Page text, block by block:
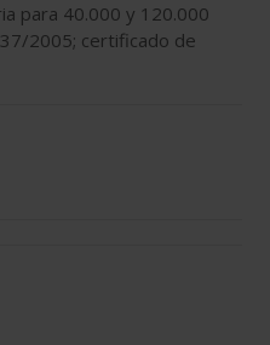
para 40.000 y 120.000
2005; certificado de